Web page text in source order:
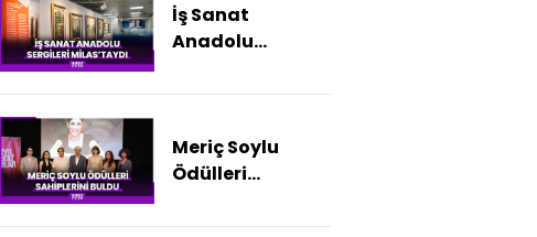
Antalya'da
İş Sanat
Anadolu
Milas'taydı
Meriç Soylu
Ödülleri